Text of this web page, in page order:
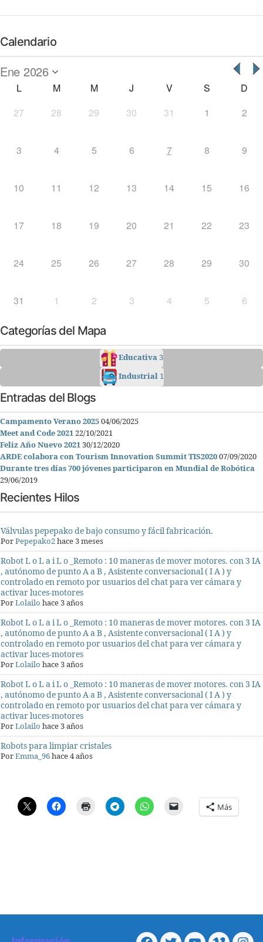
Calendario
L M M J V S
D
27
28 29 30 31 1 2
3 4 5 6 7 8 9
10 11 12 13 14 15 16
17 18 19 20 21 22 23
24 25 26 27 28 29 30
31 1 2 3 4 5 6
Categorías del Mapa
Educativa3
Industrial 1
Entradas del Blogs
Campamento Verano 202504/06/2025
Meet and Code 202122/10/2021
Feliz Año Nuevo 202130/12/2020
ARDE colabora con Tourism Innovation Summit TIS202007/09/2020
Durante tres días 700 jóvenes participaron en Mundial de Robótica
29/06/2019
Recientes Hilos
Válvulas pepepako de bajo consumo y fácil fabricación.
PorPepepako2hace 3 meses
Robot L o L a i L o _Remoto : 10 maneras de mover motores. con 3 IA
, autónomo de punto A a B , Asistente conversacional ( I A ) y
controlado en remoto por usuarios del chat para ver cámara y
activar luces-motores
PorLolailo hace 3 años
Robot L o L a i L o _Remoto : 10 maneras de mover motores. con 3 IA
, autónomo de punto A a B , Asistente conversacional ( I A ) y
controlado en remoto por usuarios del chat para ver cámara y
activar luces-motores
PorLolailo hace 3 años
Robot L o L a i L o _Remoto : 10 maneras de mover motores. con 3 IA
, autónomo de punto A a B , Asistente conversacional ( I A ) y
controlado en remoto por usuarios del chat para ver cámara y
activar luces-motores
PorLolailo hace 3 años
Robots para limpiar cristales
PorEmma_96hace 4 años
Más